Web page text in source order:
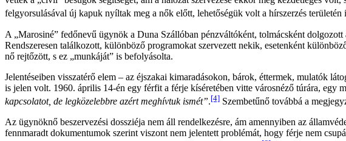
felgyorsulásával új kapuk nyíltak meg a nők előtt, lehetőségük volt a hírszerzés
A „Marosiné” fedőnevű ügynök a Duna Szállóban pénzváltóként, tolmácsként
Rendszeresen találkozott, különböző programokat szervezett nekik, esetenként
nő rejtőzött, s ez „munkáját” is befolyásolta.
Jelentéseiben visszatérő elem – az éjszakai kimaradásokon, bárok, éttermek, mulatók
is jelen volt. 1960. április 14-én egy férfit a férje kíséretében vitte városnéző túrára, egy
kapcsolatot, de legközelebbre azért meghívtuk ismét”.[4] Szembetűnő továbbá a
Az ügynöknő beszervezési dossziéja nem áll rendelkezésre, ám amennyiben az
fennmaradt dokumentumok szerint viszont nem jelentett problémát, hogy férje nem